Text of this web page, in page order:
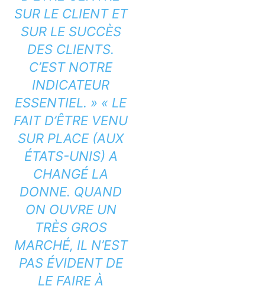
SUR LE CLIENT ET
SUR LE SUCCÈS
DES CLIENTS.
C’EST NOTRE
INDICATEUR
ESSENTIEL. » « LE
FAIT D’ÊTRE VENU
SUR PLACE (AUX
ÉTATS-UNIS) A
CHANGÉ LA
DONNE. QUAND
ON OUVRE UN
TRÈS GROS
MARCHÉ, IL N’EST
PAS ÉVIDENT DE
LE FAIRE À